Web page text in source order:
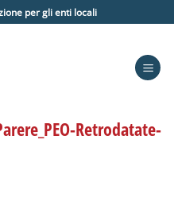
per gli enti locali
Retrodatate-